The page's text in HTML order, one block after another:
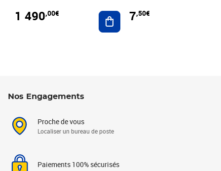
1 490,00€ Ajouter au panier
7,50€
Nos Engagements
Proche de vous
Localiser un bureau de poste
Paiements 100% sécurisés